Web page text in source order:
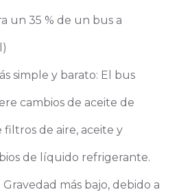
un 35 % de un bus a
simple y barato: El bus
cambios de aceite de
filtros de aire, aceite y
de líquido refrigerante.
más bajo, debido a